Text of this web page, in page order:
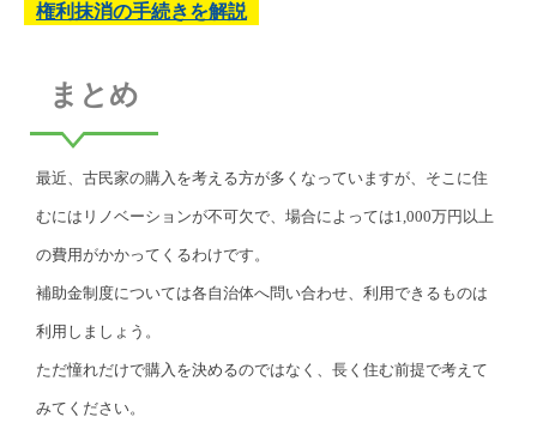
権利抹消の手続きを解説
まとめ
最近、古民家の購入を考える方が多くなっていますが、そこに住
むにはリノベーションが不可欠で、場合によっては1,000万円以上
の費用がかかってくるわけです。
補助金制度については各自治体へ問い合わせ、利用できるものは
利用しましょう。
ただ憧れだけで購入を決めるのではなく、長く住む前提で考えて
みてください。